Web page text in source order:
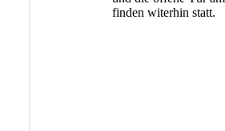
finden witerhin statt.